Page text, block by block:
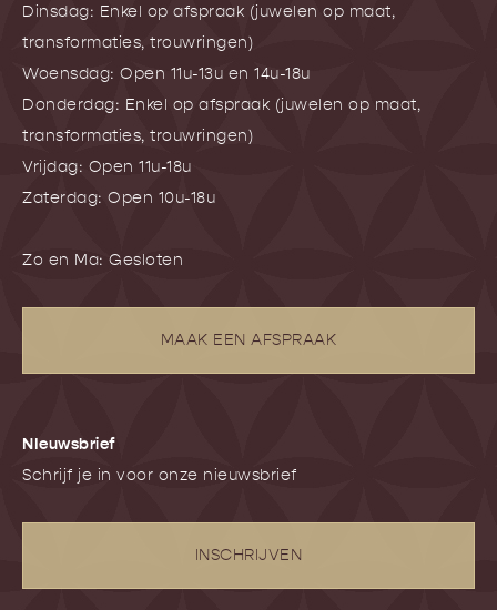
Dinsdag: Enkel op afspraak (juwelen op maat,
transformaties, trouwringen)
Woensdag: Open 11u-13u en 14u-18u
Donderdag: Enkel op afspraak (juwelen op maat,
transformaties, trouwringen)
Vrijdag: Open 11u-18u
Zaterdag: Open 10u-18u
Zo en Ma: Gesloten
MAAK EEN AFSPRAAK
NIeuwsbrief
Schrijf je in voor onze nieuwsbrief
INSCHRIJVEN